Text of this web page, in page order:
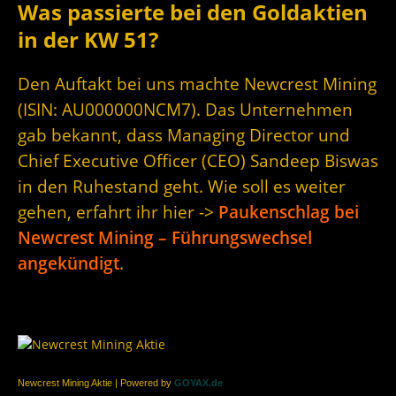
Was passierte bei den Goldaktien
in der KW 51?
Den Auftakt bei uns machte Newcrest Mining
(ISIN: AU000000NCM7). Das Unternehmen
gab bekannt, dass Managing Director und
Chief Executive Officer (CEO) Sandeep Biswas
in den Ruhestand geht. Wie soll es weiter
gehen, erfahrt ihr hier -> Paukenschlag bei
Newcrest Mining – Führungswechsel
angekündigt.
Newcrest Mining Aktie | Powered by GOYAX.de